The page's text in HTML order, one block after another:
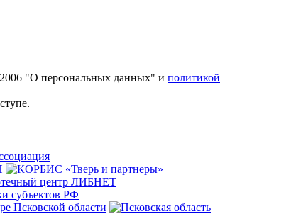
"О персональных данных" и политикой